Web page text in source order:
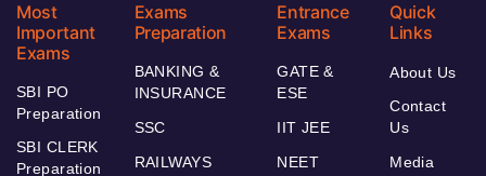
Most
Important
Exams
SBI PO
Preparation
SBI CLERK
Preparation
Exams
Preparation
BANKING &
INSURANCE
SSC
RAILWAYS
Entrance
Exams
GATE &
ESE
IIT JEE
NEET
Quick
Links
About Us
Contact
Us
Media